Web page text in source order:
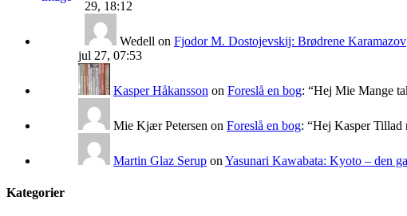
29, 18:12
Wedell on Fjodor M. Dostojevskij: Brødrene Karamazov
jul 27, 07:53
Kasper Håkansson on Foreslå en bog: “Hej Mie Mange
Mie Kjær Petersen on Foreslå en bog: “Hej Kasper Tillad
Martin Glaz Serup onYasunari Kawabata: Kyoto – den
Kategorier